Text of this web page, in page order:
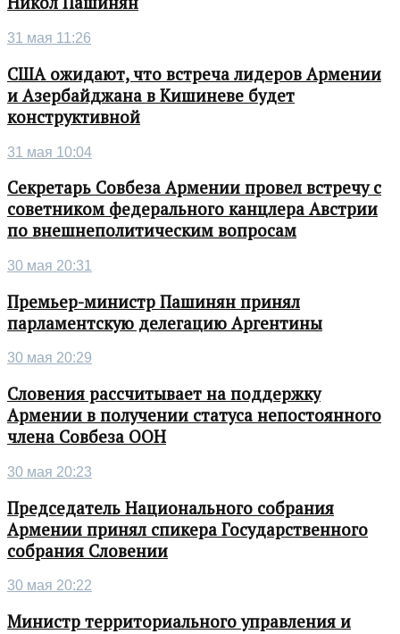
31 мая 11:26
США ожидают, что встреча лидеров Армении
и Азербайджана в Кишиневе будет
конструктивной
31 мая 10:04
Секретарь Совбеза Армении провел встречу с
советником федерального канцлера Австрии
по внешнеполитическим вопросам
30 мая 20:31
Премьер-министр Пашинян принял
парламентскую делегацию Аргентины
30 мая 20:29
Словения рассчитывает на поддержку
Армении в получении статуса непостоянного
члена Совбеза ООН
30 мая 20:23
Председатель Национального собрания
Армении принял спикера Государственного
собрания Словении
30 мая 20:22
Министр территориального управления и